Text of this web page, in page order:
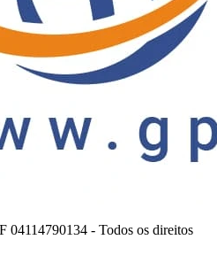
- Todos os direitos